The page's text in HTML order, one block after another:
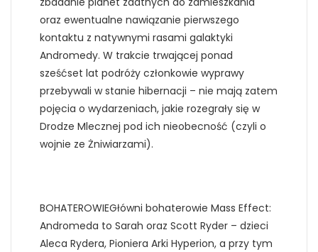
oraz ewentualne nawiązanie pierwszego
kontaktu z natywnymi rasami galaktyki
Andromedy. W trakcie trwającej ponad
sześćset lat podróży członkowie wyprawy
przebywali w stanie hibernacji – nie mają zatem
pojęcia o wydarzeniach, jakie rozegrały się w
Drodze Mlecznej pod ich nieobecność (czyli o
wojnie ze Żniwiarzami).
BOHATEROWIEGłówni bohaterowie Mass Effect:
Andromeda to Sarah oraz Scott Ryder – dzieci
Aleca Rydera, Pioniera Arki Hyperion, a przy tym